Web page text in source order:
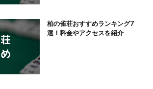
柏の雀荘おすすめランキング7
選！料金やアクセスを紹介